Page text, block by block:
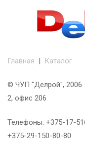
Главная | Каталог
© ЧУП "Делрой", 2006
2, офис 206
Телефоны: +375-17-
+375-29-150-80-80